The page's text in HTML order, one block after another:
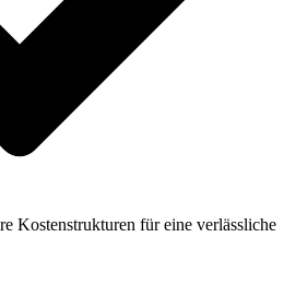
Kostenstrukturen für eine verlässliche